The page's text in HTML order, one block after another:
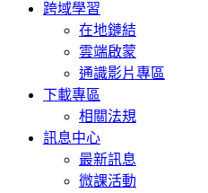
跨域學習
在地鏈結
雲端啟蒙
通識影片專區
下載專區
相關法規
訊息中心
最新訊息
微課活動